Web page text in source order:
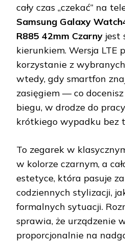
cały czas „czekać” na
Samsung Galaxy
R885 42mm Czarny jest
kierunkiem. Wersja LTE
korzystanie z
wtedy, gdy smartfon
zasięgiem — co
biegu, w drodze do
krótkiego wypadku bez
To zegarek w
w kolorze czarnym, a
estetyce, która pasuje
codziennych stylizacji,
formalnych sytuacji.
sprawia, że urządzenie
proporcjonalnie na